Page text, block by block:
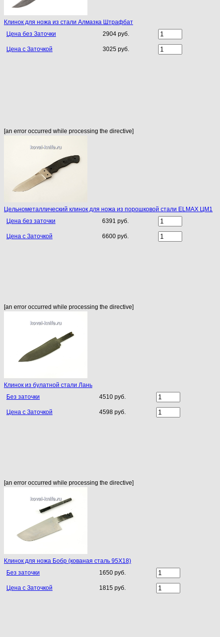
Клинок для ножа из стали Алмазка Штрафбат
Цена без Заточки
2904 руб.
Цена с Заточкой 3025 руб.
[an error occurred while processing the directive]
Цельнометаллический клинок для ножа из порошковой стали ELMAX ЦМ1
Цена без заточки
6391 руб.
Цена с Заточкой 6600 руб.
[an error occurred while processing the directive]
Клинок из булатной стали Лань
Без заточки
4510 руб.
Цена с Заточкой 4598 руб.
[an error occurred while processing the directive]
Клинок для ножа Бобр (кованая сталь 95Х18)
Без заточки
1650 руб.
Цена с Заточкой 1815 руб.